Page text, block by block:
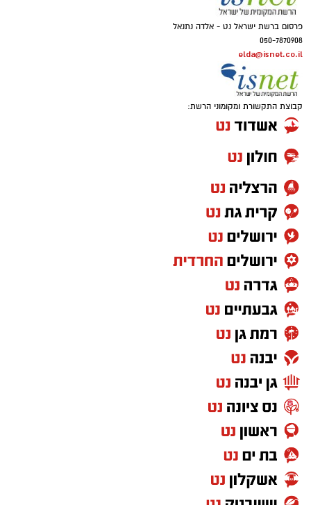
פרסום ברשת ישראל נט - אלדה נתנאל
050-7870908
elda@isnet.co.il
קבוצת התקשורת ומקומוני הרשת: